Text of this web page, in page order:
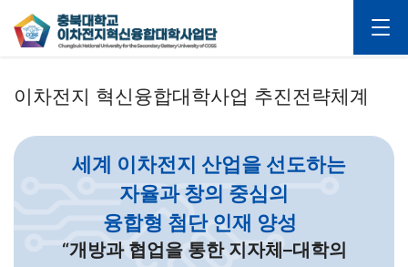
이차전지 혁신융합대학사업 추진전략체계
세계 이차전지 산업을 선도하는
자율과 창의 중심의
융합형 첨단 인재 양성
“개방과 협업을 통한 지자체–대학의